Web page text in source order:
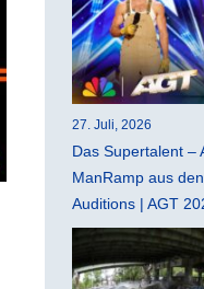
27. Juli, 2026
Das Supertalent –
ManRamp aus
Auditions | AGT